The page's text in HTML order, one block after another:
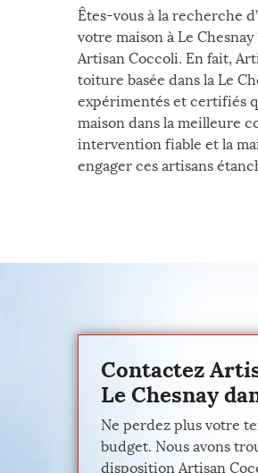
Êtes-vous à la recherche
votre maison à Le
Artisan Coccoli. En fait,
toiture basée dans la Le
expérimentés et certifiés
maison dans la meilleure
intervention fiable et la
engager ces artisans
Contactez
Le Chesnay
Ne perdez plus votre
budget. Nous avons
disposition Artisan